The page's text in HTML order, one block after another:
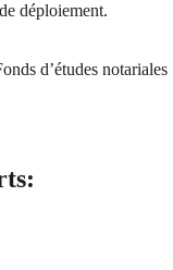
déploiement.
d’études notariales